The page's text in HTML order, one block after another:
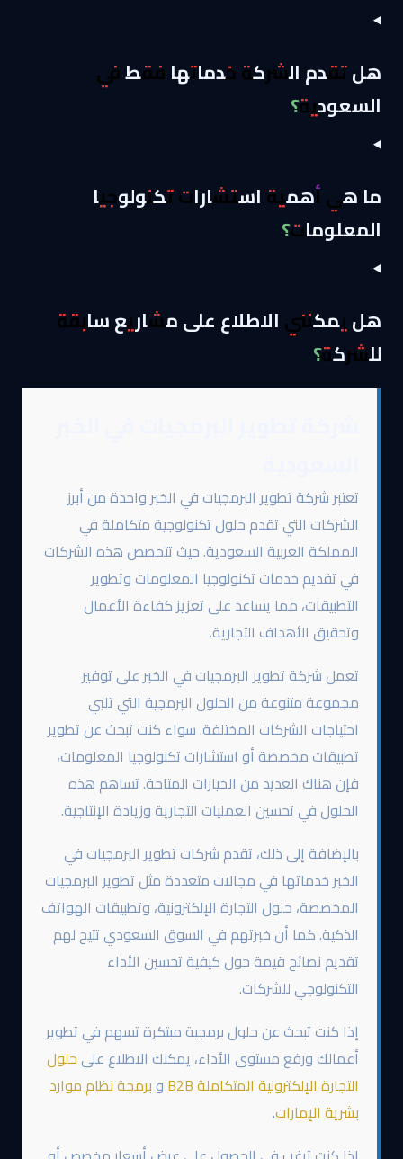
هل تقدم الشركة خدماتها فقط في
السعودية؟
ما هي أهمية استشارات تكنولوجيا
المعلومات؟
هل يمكنني الاطلاع على مشاريع سابقة
للشركة؟
تعتبر شركة تطوير البرمجيات في الخبر واحدة من أبرز
الشركات التي تقدم حلول تكنولوجية متكاملة في
المملكة العربية السعودية. حيث تتخصص هذه الشركات
في تقديم خدمات تكنولوجيا المعلومات وتطوير
التطبيقات، مما يساعد على تعزيز كفاءة الأعمال
وتحقيق الأهداف التجارية.
تعمل شركة تطوير البرمجيات في الخبر على توفير
مجموعة متنوعة من الحلول البرمجية التي تلبي
احتياجات الشركات المختلفة. سواء كنت تبحث عن تطوير
تطبيقات مخصصة أو استشارات تكنولوجيا المعلومات،
فإن هناك العديد من الخيارات المتاحة. تساهم هذه
الحلول في تحسين العمليات التجارية وزيادة الإنتاجية.
بالإضافة إلى ذلك، تقدم شركات تطوير البرمجيات في
الخبر خدماتها في مجالات متعددة مثل تطوير البرمجيات
المخصصة، حلول التجارة الإلكترونية، وتطبيقات الهواتف
الذكية. كما أن خبرتهم في السوق السعودي تتيح لهم
تقديم نصائح قيمة حول كيفية تحسين الأداء
التكنولوجي للشركات.
إذا كنت تبحث عن حلول برمجية مبتكرة تسهم في تطوير
أعمالك ورفع مستوى الأداء، يمكنك الاطلاع علىحلول
التجارة الإلكترونية المتكاملة B2B
وبرمجة نظام موارد
بشرية الإمارات.